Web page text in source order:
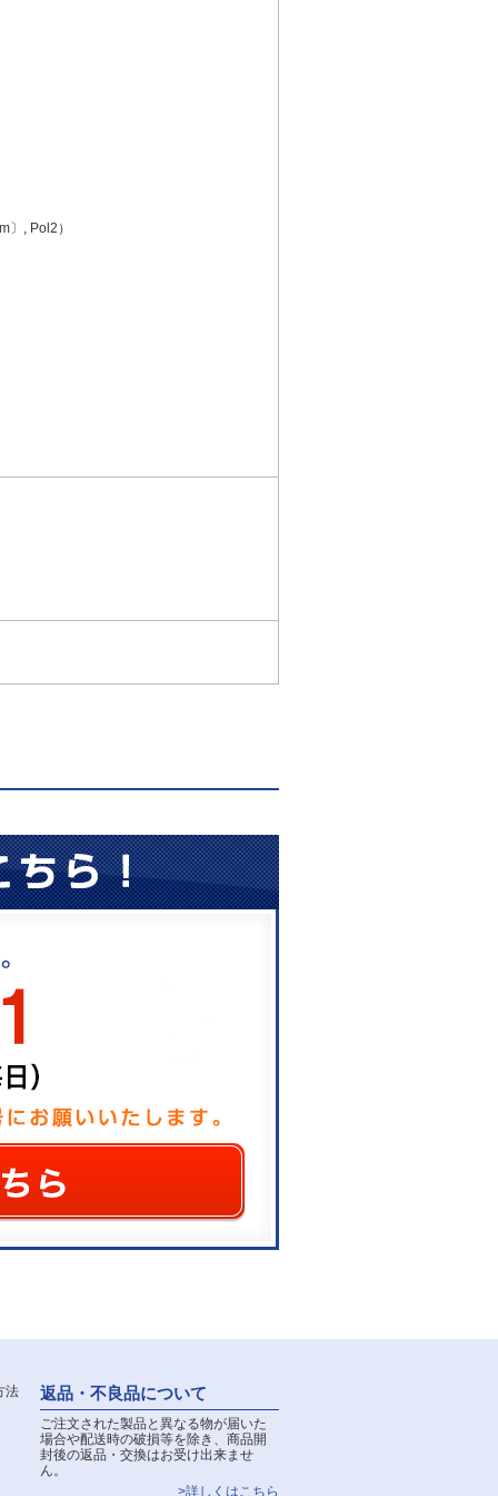
, Pol2）
返品・不良品について
ご注文された製品と異なる物が届いた
場合や配送時の破損等を除き、商品開
封後の返品・交換はお受け出来ませ
ん。
>詳しくはこちら